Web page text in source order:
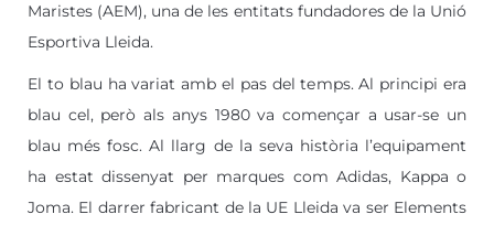
Maristes (AEM), una de les entitats fundadores de la Unió
Esportiva Lleida.
El to blau ha variat amb el pas del temps. Al principi era
blau cel, però als anys 1980 va començar a usar-se un
blau més fosc. Al llarg de la seva història l’equipament
ha estat dissenyat per marques com Adidas, Kappa o
Joma. El darrer fabricant de la UE Lleida va ser Elements